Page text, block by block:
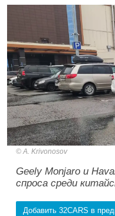
A. Krivonosov
Geely Monjaro и
спроса среди
Добавить 32CARS в